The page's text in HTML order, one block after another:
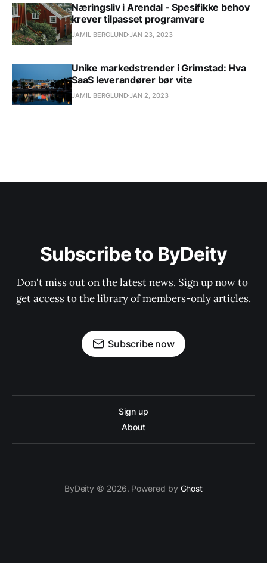
Næringsliv i Arendal - Spesifikke behov
krever tilpasset programvare
JAMIL BERGLUNDJAN 23, 2023
Unike markedstrender i Grimstad: Hva
SaaS leverandører bør vite
JAMIL BERGLUNDJAN 2, 2023
Subscribe to ByDeity
Don't miss out on the latest news. Sign up now to
get access to the library of members-only articles.
Subscribe now
Sign up
About
ByDeity © 2026. Powered by Ghost